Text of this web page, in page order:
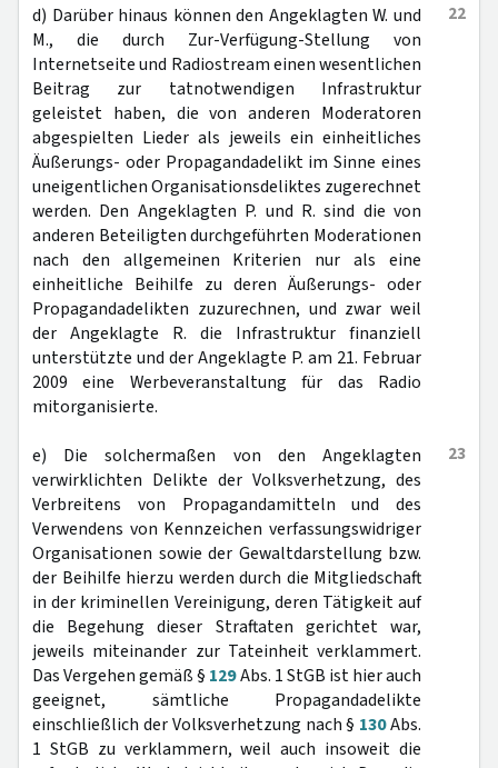
22
d) Darüber hinaus können den Angeklagten W. und
M., die durch Zur-Verfügung-Stellung von
Internetseite und Radiostream einen wesentlichen
Beitrag zur tatnotwendigen Infrastruktur
geleistet haben, die von anderen Moderatoren
abgespielten Lieder als jeweils ein einheitliches
Äußerungs- oder Propagandadelikt im Sinne eines
uneigentlichen Organisationsdeliktes zugerechnet
werden. Den Angeklagten P. und R. sind die von
anderen Beteiligten durchgeführten Moderationen
nach den allgemeinen Kriterien nur als eine
einheitliche Beihilfe zu deren Äußerungs- oder
Propagandadelikten zuzurechnen, und zwar weil
der Angeklagte R. die Infrastruktur finanziell
unterstützte und der Angeklagte P. am 21. Februar
2009 eine Werbeveranstaltung für das Radio
mitorganisierte.
23
e) Die solchermaßen von den Angeklagten
verwirklichten Delikte der Volksverhetzung, des
Verbreitens von Propagandamitteln und des
Verwendens von Kennzeichen verfassungswidriger
Organisationen sowie der Gewaltdarstellung bzw.
der Beihilfe hierzu werden durch die Mitgliedschaft
in der kriminellen Vereinigung, deren Tätigkeit auf
die Begehung dieser Straftaten gerichtet war,
jeweils miteinander zur Tateinheit verklammert.
Das Vergehen gemäß § 129Abs. 1 StGB ist hier auch
geeignet, sämtliche Propagandadelikte
einschließlich der Volksverhetzung nach § 130Abs.
1 StGB zu verklammern, weil auch insoweit die